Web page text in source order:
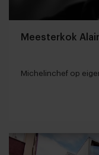
Meesterkok
Michelinchef op